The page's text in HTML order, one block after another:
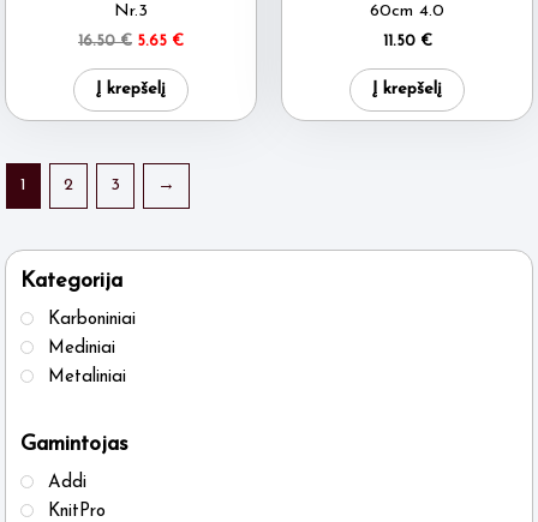
Kategorija
Karboniniai
Mediniai
Metaliniai
Gamintojas
Addi
KnitPro
Nr.3
16.50€ Original
was:
16.50 €.
5.65 €Current
is:
5.65 €.
Į krepšelį
60cm 4.0
11.50 €
Į krepšelį
1 2 3 →